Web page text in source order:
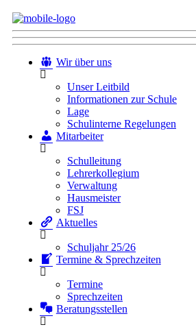
Wir über uns
Unser Leitbild
Informationen zur Schule
Lage
Schulinterne Regelungen
Mitarbeiter
Schulleitung
Lehrerkollegium
Verwaltung
Hausmeister
FSJ
Aktuelles
Schuljahr 25/26
Termine & Sprechzeiten
Termine
Sprechzeiten
Beratungsstellen